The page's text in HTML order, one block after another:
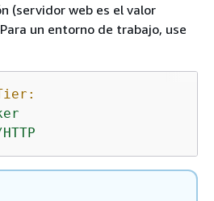
(servidor web es el valor
un entorno de trabajo, use